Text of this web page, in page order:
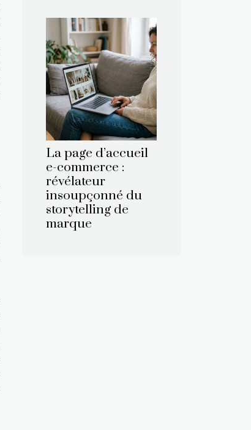
La page d’accueil
e-commerce :
révélateur
insoupçonné du
storytelling de
marque